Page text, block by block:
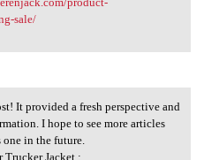
sale/
It provided
It provided a fresh perspective and
I hope to see more articles
in the future.
Trucker Jacket :